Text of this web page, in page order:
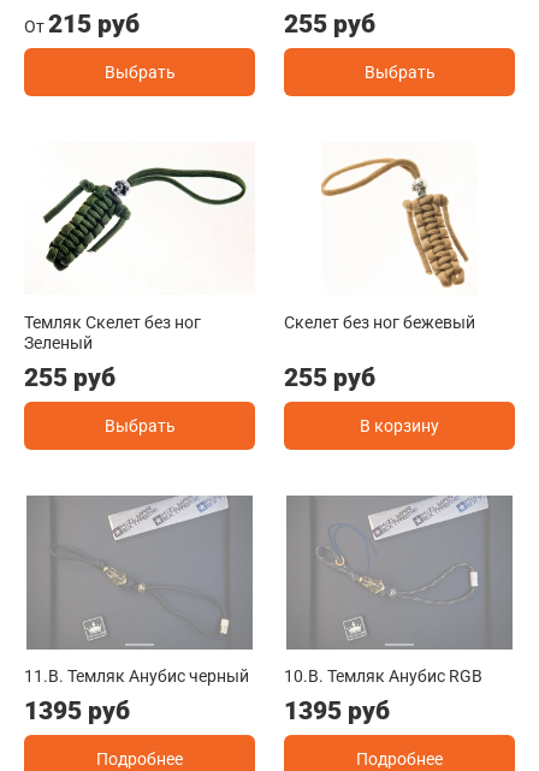
От215 руб
Выбрать
255 руб
Выбрать
Темляк Скелет без ног
Зеленый
255 руб
Выбрать
Скелет без ног бежевый
255 руб
В корзину
11.B. Темляк Анубис черный
1395 руб
Подробнее
10.B. Темляк Анубис RGB
1395 руб
Подробнее